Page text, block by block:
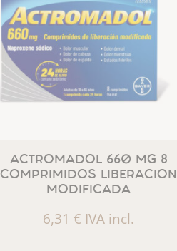
ACTROMADOL 660 MG 8
COMPRIMIDOS LIBERACION
MODIFICADA
6,31€ IVA incl.